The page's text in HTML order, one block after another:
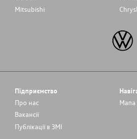
Mitsubishi
Підприємство
Про нас
Вакансії
Публікації в ЗМІ
Мапа